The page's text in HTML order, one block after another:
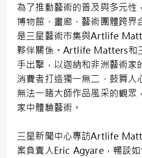
為了推動藝術的普及與多元性
博物館、畫廊、藝術團體跨界
是三星藝術市集與Artlife
夥伴關係。Artlife Matters和
手出擊，以迦納和非洲藝術家
消費者打造獨一無二、鼓舞人
無法一睹大師作品風采的觀眾
家中體驗藝術。
三星新聞中心專訪Artlife
案負責人Eric Agyare，暢談